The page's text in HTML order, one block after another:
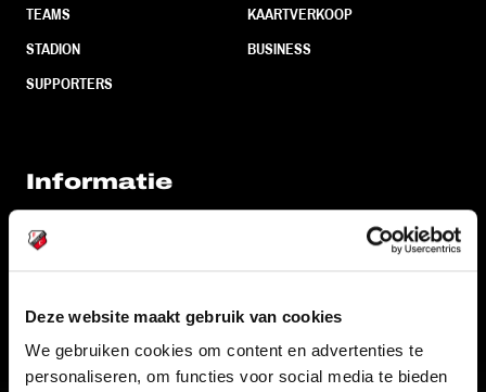
Deze website maakt gebruik van cookies
We gebruiken cookies om content en advertenties te
personaliseren, om functies voor social media te bieden
TEAMS
STADION
SUPPORTERS
KAARTVERKOOP
BUSINESS
Informatie
VEELGESTELDE VRAGEN
CONTACT
VERTROUWENSPERSOON